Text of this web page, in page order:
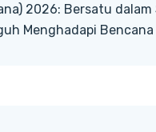
2026: Bersatu dalam
Menghadapi Bencana